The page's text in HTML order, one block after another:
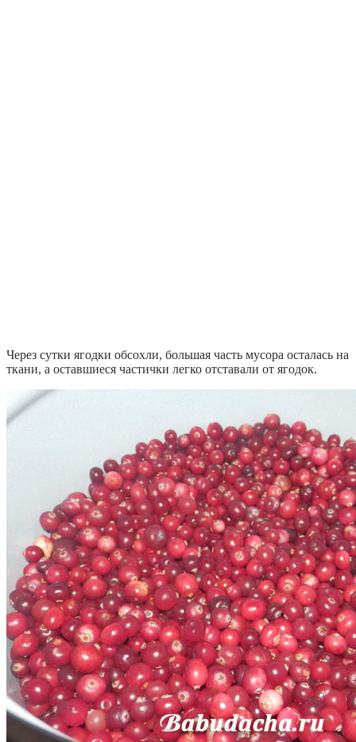
Через сутки ягодки обсохли, большая часть мусора осталась на
ткани, а оставшиеся частички легко отставали от ягодок.